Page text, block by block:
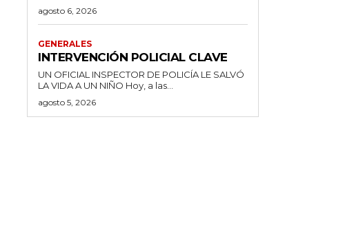
agosto 6, 2026
GENERALES
INTERVENCIÓN POLICIAL CLAVE
UN OFICIAL INSPECTOR DE POLICÍA LE SALVÓ
LA VIDA A UN NIÑO Hoy, a las...
agosto 5, 2026